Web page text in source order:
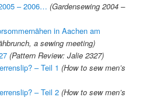
– 2006… (Gardensewing 2004 –
in Aachen am
a sewing meeting)
(Pattern Review: Jalie 2327)
– Teil 1 (How to sew men’s
– Teil 2 (How to sew men’s